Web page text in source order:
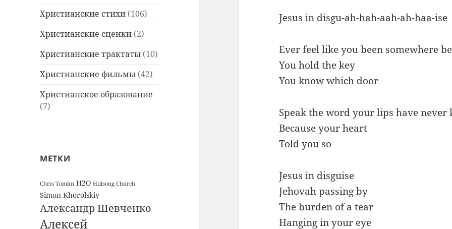
Христианские стихи (106)
Христианские сценки (2)
Христианские трактаты (10)
Христианские фильмы (42)
Христианское образование
(7)
МЕТКИ
Chris Tomlin H2O Hillsong Church
Simon Khorolskiy
Александр Шевченко
Алексей
Jesus in disgu-ah-hah-aah-ah-haa-ise
Ever feel like you been somewhere
You hold the key
You know which door
Speak the word your lips have never
Because your heart
Told you so
Jesus in disguise
Jehovah passing by
The burden of a tear
Hanging in your eye